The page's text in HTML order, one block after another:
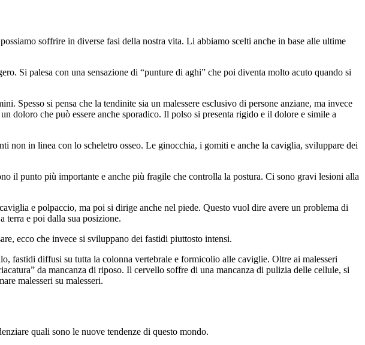
soffrire in diverse fasi della nostra vita. Li abbiamo scelti anche in base alle ultime
Si palesa con una sensazione di “punture di aghi” che poi diventa molto acuto quando si
Spesso si pensa che la tendinite sia un malessere esclusivo di persone anziane, ma invece
doloro che può essere anche sporadico. Il polso si presenta rigido e il dolore e simile a
non in linea con lo scheletro osseo. Le ginocchia, i gomiti e anche la caviglia, sviluppare dei
il punto più importante e anche più fragile che controlla la postura. Ci sono gravi lesioni alla
e polpaccio, ma poi si dirige anche nel piede. Questo vuol dire avere un problema di
terra e poi dalla sua posizione.
ecco che invece si sviluppano dei fastidi piuttosto intensi.
fastidi diffusi su tutta la colonna vertebrale e formicolio alle caviglie. Oltre ai malesseri
da mancanza di riposo. Il cervello soffre di una mancanza di pulizia delle cellule, si
malesseri su malesseri.
quali sono le nuove tendenze di questo mondo.